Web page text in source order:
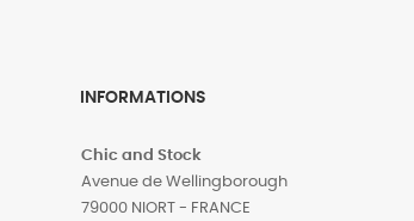
INFORMATIONS
Chic and Stock
Avenue de Wellingborough
79000 NIORT - FRANCE